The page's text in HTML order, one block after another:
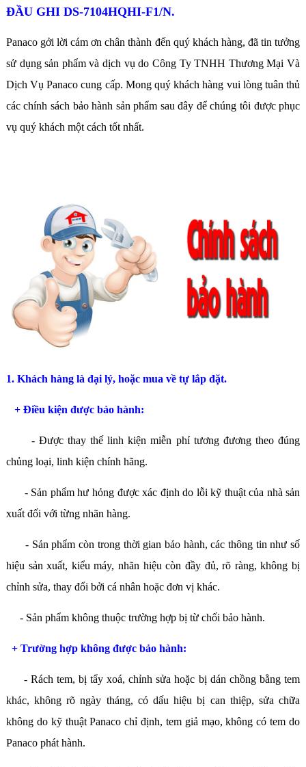
ĐẦU GHI DS-7104HQHI-F1/N.
Panaco gởi lời cám ơn chân thành đến quý khách hàng, đã tin tưởng
sử dụng sản phẩm và dịch vụ do Công Ty TNHH Thương Mại Và
Dịch Vụ Panaco cung cấp. Mong quý khách hàng vui lòng tuân thủ
các chính sách bảo hành sản phẩm sau đây để chúng tôi được phục
vụ quý khách một cách tốt nhất.
1. Khách hàng là đại lý, hoặc mua về tự lắp đặt.
+ Điều kiện được bảo hành:
- Được thay thế linh kiện miễn phí tương đương theo đúng
chủng loại, linh kiện chính hãng.
- Sản phẩm hư hỏng được xác định do lỗi kỹ thuật của nhà sản
xuất đối với từng nhãn hàng.
- Sản phẩm còn trong thời gian bảo hành, các thông tin như số
hiệu sản xuất, kiểu máy, nhãn hiệu còn đầy đủ, rõ ràng, không bị
chỉnh sửa, thay đổi bởi cá nhân hoặc đơn vị khác.
- Sản phẩm không thuộc trường hợp bị từ chối bảo hành.
+ Trường hợp không được bảo hành:
- Rách tem, bị tẩy xoá, chỉnh sửa hoặc bị dán chồng bằng tem
khác, không rõ ngày tháng, có dấu hiệu bị can thiệp, sửa chữa
không do kỹ thuật Panaco chỉ định, tem giả mạo, không có tem do
Panaco phát hành.